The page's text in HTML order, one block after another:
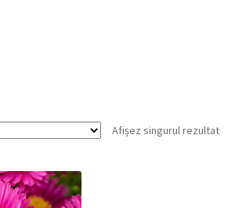
Afișez singurul rezultat